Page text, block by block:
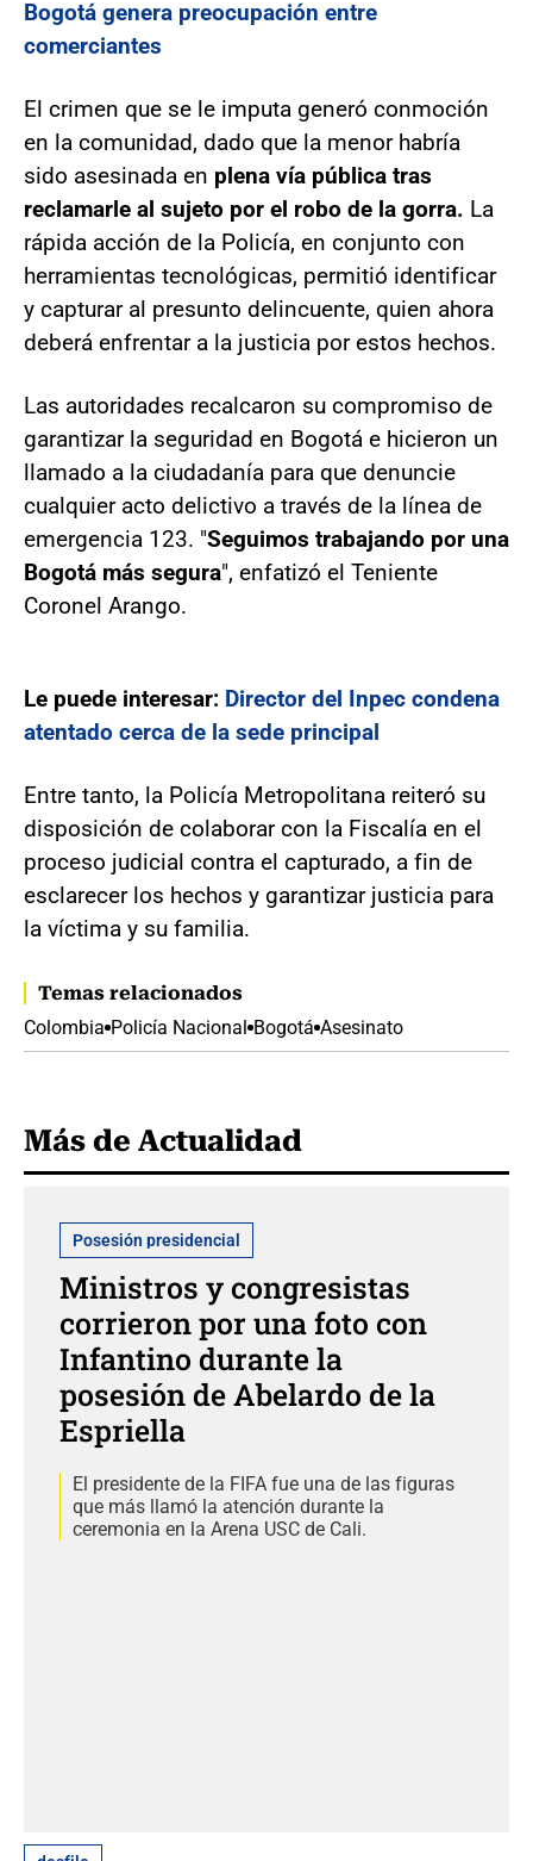
Bogotá genera preocupación entre
comerciantes
El crimen que se le imputa generó conmoción
en la comunidad, dado que la menor habría
sido asesinada en plena vía pública tras
reclamarle al sujeto por el robo de la gorra. La
rápida acción de la Policía, en conjunto con
herramientas tecnológicas, permitió identificar
y capturar al presunto delincuente, quien ahora
deberá enfrentar a la justicia por estos hechos.
Las autoridades recalcaron su compromiso de
garantizar la seguridad en Bogotá e hicieron un
llamado a la ciudadanía para que denuncie
cualquier acto delictivo a través de la línea de
emergencia 123. "Seguimos trabajando por una
Bogotá más segura", enfatizó el Teniente
Coronel Arango.
Le puede interesar: Director del Inpec condena
atentado cerca de la sede principal
Entre tanto, la Policía Metropolitana reiteró su
disposición de colaborar con la Fiscalía en el
proceso judicial contra el capturado, a fin de
esclarecer los hechos y garantizar justicia para
la víctima y su familia.
Temas relacionados
Colombia Policía Nacional Bogotá Asesinato
Más de Actualidad
Posesión presidencial
Ministros y congresistas
corrieron por una foto con
Infantino durante la
posesión de Abelardo de la
Espriella
El presidente de la FIFA fue una de las figuras
que más llamó la atención durante la
ceremonia en la Arena USC de Cali.